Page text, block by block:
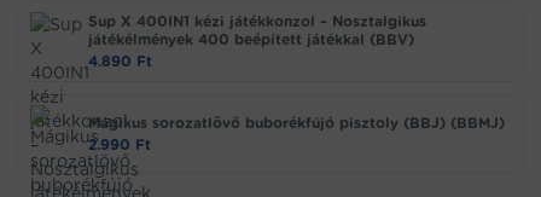
Sup X 400IN1 kézi játékkonzol – Nosztalgikus
játékélmények 400 beépített játékkal (BBV)
4.890 Ft
Mágikus sorozatlövő buborékfújó pisztoly (BBJ) (BBMJ)
2.990 Ft